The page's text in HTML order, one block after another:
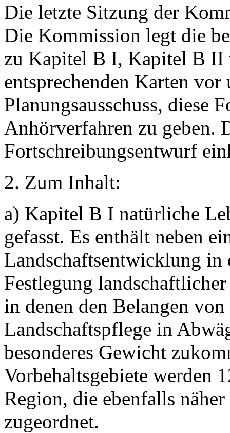
Die letzte Sitzung der
Die Kommission legt die
zu Kapitel B I, Kapitel B II
entsprechenden Karten
Planungsausschuss, diese
Anhörverfahren zu geben.
Fortschreibungsentwurf
2. Zum Inhalt:
a) Kapitel B I natürliche
gefasst. Es enthält neben
Landschaftsentwicklung
Festlegung
in denen den Belangen
Landschaftspflege in
besonderes Gewicht
Vorbehaltsgebiete werden
Region, die ebenfalls
zugeordnet.